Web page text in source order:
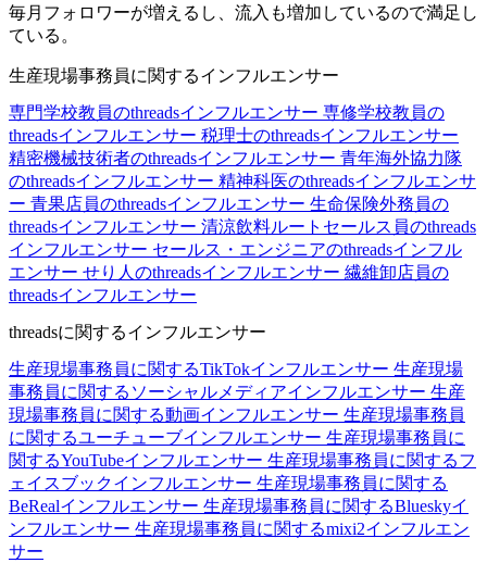
毎月フォロワーが増えるし、流入も増加しているので満足し
ている。
生産現場事務員に関するインフルエンサー
専門学校教員のthreadsインフルエンサー 専修学校教員の
threadsインフルエンサー 税理士のthreadsインフルエンサー
精密機械技術者のthreadsインフルエンサー 青年海外協力隊
のthreadsインフルエンサー 精神科医のthreadsインフルエンサ
ー 青果店員のthreadsインフルエンサー 生命保険外務員の
threadsインフルエンサー 清涼飲料ルートセールス員のthreads
インフルエンサー セールス・エンジニアのthreadsインフル
エンサー せり人のthreadsインフルエンサー 繊維卸店員の
threadsインフルエンサー
threadsに関するインフルエンサー
生産現場事務員に関するTikTokインフルエンサー 生産現場
事務員に関するソーシャルメディアインフルエンサー 生産
現場事務員に関する動画インフルエンサー 生産現場事務員
に関するユーチューブインフルエンサー 生産現場事務員に
関するYouTubeインフルエンサー 生産現場事務員に関するフ
ェイスブックインフルエンサー 生産現場事務員に関する
BeRealインフルエンサー 生産現場事務員に関するBlueskyイ
ンフルエンサー 生産現場事務員に関するmixi2インフルエン
サー